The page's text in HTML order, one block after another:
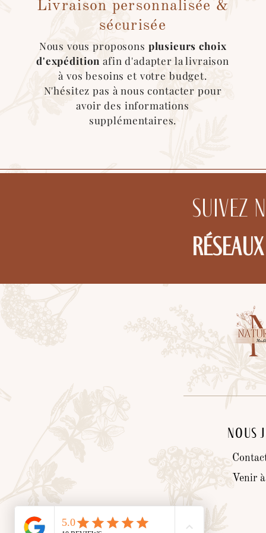
*Pour ce type d'expédition, veuillez sélectionner le
contacter afin que l'on roganise le retrait de la
Livraison personnalisée &
sécurisée
Nous vous proposons plusieurs choix
d'expédition afin d'adapter la livraison
à vos besoins et votre budget.
N'hésitez pas à nous contacter pour
avoir des informations
supplémentaires.
Suivez
Nous
Venir